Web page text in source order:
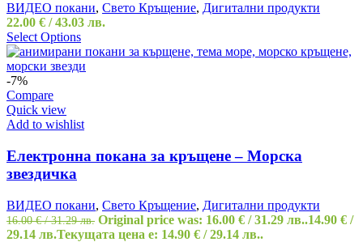
ВИДЕО покани, Свето Кръщение, Дигитални продукти
22.00 € / 43.03 лв.
Select Options
-7%
Compare
Quick view
Add to wishlist
Електронна покана за кръщене – Морска
звездичка
ВИДЕО покани, Свето Кръщение, Дигитални продукти
16.00€ / 31.29 лв. Original price was: 16.00 € / 31.29 лв..14.90 € /
29.14 лв.Текущата цена е: 14.90 € / 29.14 лв..